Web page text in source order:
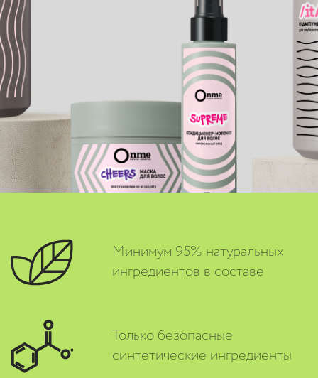
Минимум 95% натуральных
ингредиентов в составе
Только безопасные
синтетические ингредиенты